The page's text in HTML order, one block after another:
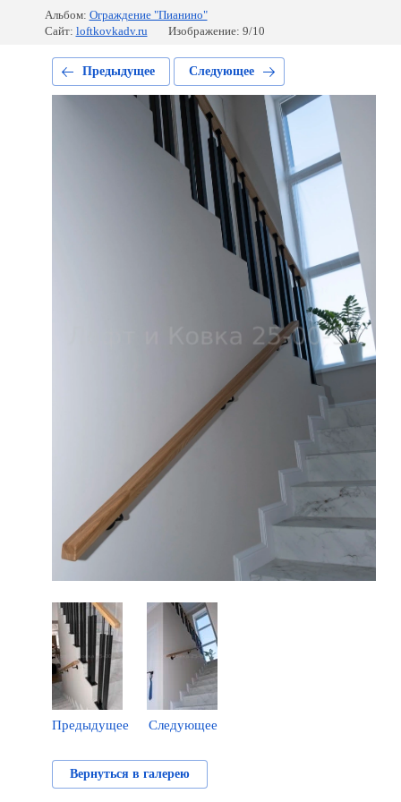
Альбом: Ограждение "Пианино"
Сайт: loftkovkadv.ru Изображение: 9/10
Предыдущее Следующее
Предыдущее Следующее
Вернуться в галерею